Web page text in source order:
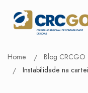
Home Blog CRCGO
Instabilidade na